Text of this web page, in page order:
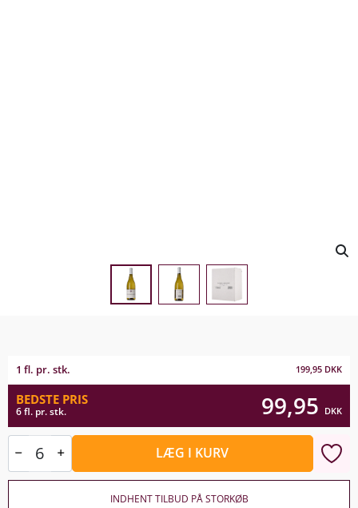
1 fl. pr. stk. 199,95 DKK
BEDSTE PRIS
6 fl. pr. stk. 99,95 DKK
LÆG I KURV
INDHENT TILBUD PÅ STORKØB